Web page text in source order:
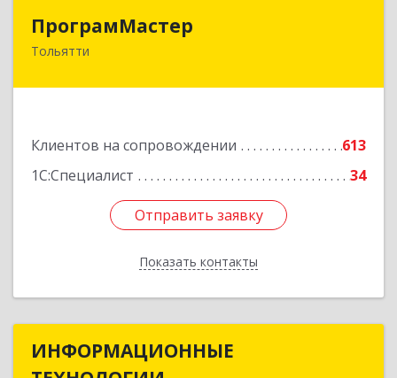
ПрограмМастер
Тольятти
Клиентов на сопровождении
613
1С:Специалист
34
Отправить заявку
Показать контакты
Отправить заявку
Назад
ИНФОРМАЦИОННЫЕИНФОРМАЦИОННЫЕ